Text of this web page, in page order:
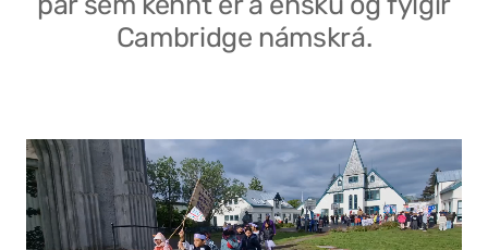
Cambridge námskrá.
Stjórnendateymi
Skólareglur
Starfsáætlun